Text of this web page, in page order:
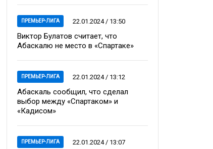
ПРЕМЬЕР-ЛИГА 22.01.2024 / 13:50
Виктор Булатов считает, что
Абаскалю не место в «Спартаке»
ПРЕМЬЕР-ЛИГА 22.01.2024 / 13:12
Абаскаль сообщил, что сделал
выбор между «Спартаком» и
«Кадисом»
ПРЕМЬЕР-ЛИГА 22.01.2024 / 13:07